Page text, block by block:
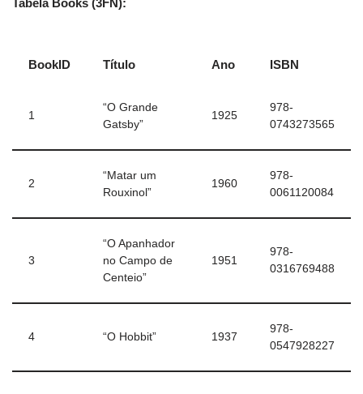
Tabela Books (3FN):
BookID Título Ano ISBN
1
“O Grande
Gatsby”
1925
978-
0743273565
2
“Matar um
Rouxinol”
1960
978-
0061120084
3
“O Apanhador
no Campo de
Centeio”
1951
978-
0316769488
4 “O Hobbit” 1937
978-
0547928227